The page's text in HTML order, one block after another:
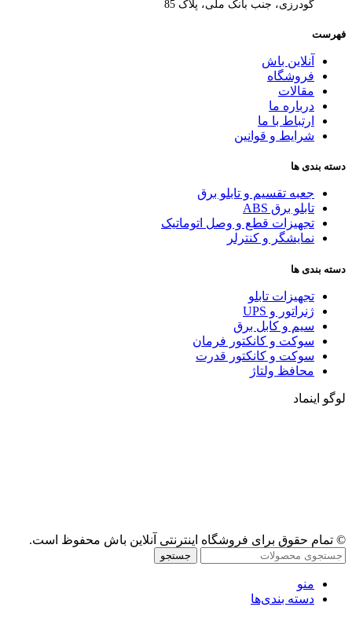
گودرزی، جنب بانک ملی، پلاک 85
فهرست
آنلاین باش
فروشگاه
مقالات
درباره ما
ارتباط با ما
شرایط و قوانین
دسته بندی ها
جعبه تقسیم و تابلو برق
تابلو برق ABS
تجهیزات قطع و وصل اتوماتیک
نمایشگر و کنترلر
دسته بندی ها
تجهیزات تابلو
ژنراتور و UPS
سیم و کابل برق
سوکت و کانکتور فرمان
سوکت و کانکتور قدرت
محافظ ولتاژ
لوگو اینماد
© تمام حقوق برای فروشگاه اینترنتی آنلاین باش محفوظ است.
جستجو
منو
دسته بندی‌ها